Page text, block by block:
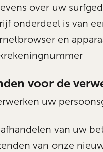
over uw
onderdeel is van
en
voor de
uw
van uw
van onze